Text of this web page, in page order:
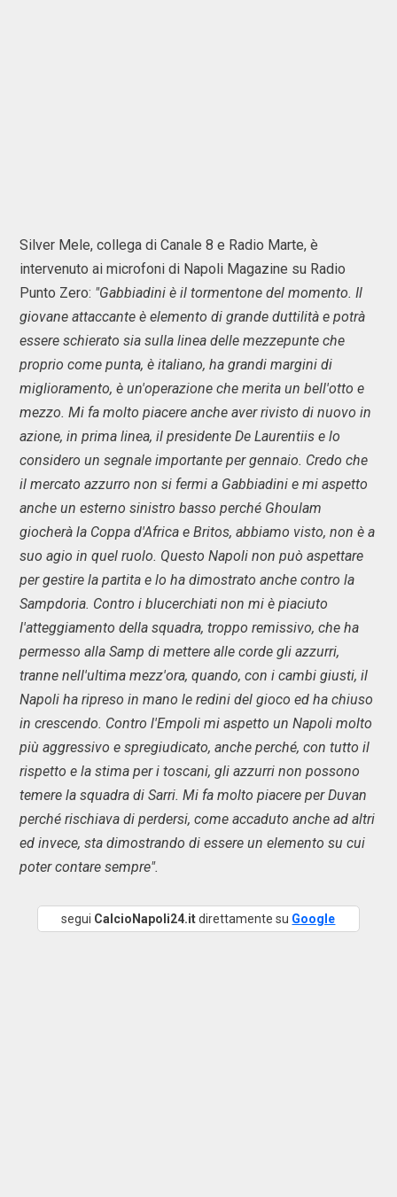
Silver Mele, collega di Canale 8 e Radio Marte, è
intervenuto ai microfoni di Napoli Magazine su Radio
Punto Zero: "Gabbiadini è il tormentone del momento. Il
giovane attaccante è elemento di grande duttilità e potrà
essere schierato sia sulla linea delle mezzepunte che
proprio come punta, è italiano, ha grandi margini di
miglioramento, è un'operazione che merita un bell'otto e
mezzo. Mi fa molto piacere anche aver rivisto di nuovo in
azione, in prima linea, il presidente De Laurentiis e lo
considero un segnale importante per gennaio. Credo che
il mercato azzurro non si fermi a Gabbiadini e mi aspetto
anche un esterno sinistro basso perché Ghoulam
giocherà la Coppa d'Africa e Britos, abbiamo visto, non è a
suo agio in quel ruolo. Questo Napoli non può aspettare
per gestire la partita e lo ha dimostrato anche contro la
Sampdoria. Contro i blucerchiati non mi è piaciuto
l'atteggiamento della squadra, troppo remissivo, che ha
permesso alla Samp di mettere alle corde gli azzurri,
tranne nell'ultima mezz'ora, quando, con i cambi giusti, il
Napoli ha ripreso in mano le redini del gioco ed ha chiuso
in crescendo. Contro l'Empoli mi aspetto un Napoli molto
più aggressivo e spregiudicato, anche perché, con tutto il
rispetto e la stima per i toscani, gli azzurri non possono
temere la squadra di Sarri. Mi fa molto piacere per Duvan
perché rischiava di perdersi, come accaduto anche ad altri
ed invece, sta dimostrando di essere un elemento su cui
poter contare sempre".
segui CalcioNapoli24.itdirettamente su Google